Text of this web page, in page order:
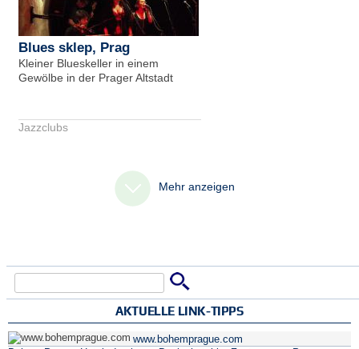
Blues sklep, Prag
Kleiner Blueskeller in einem
Gewölbe in der Prager Altstadt
Jazzclubs
Mehr anzeigen
AKTUELLE LINK-TIPPS
www.bohemprague.com